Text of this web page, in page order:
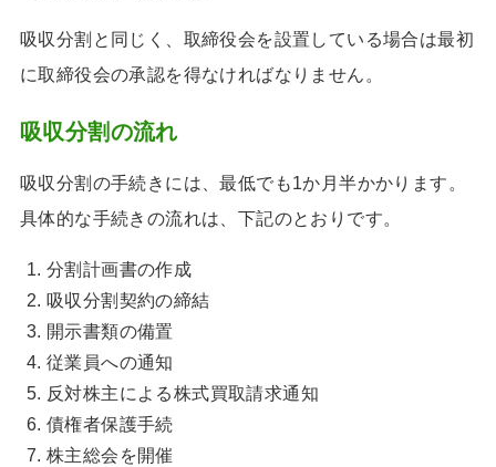
吸収分割と同じく、取締役会を設置している場合は最初
に取締役会の承認を得なければなりません。
吸収分割の流れ
吸収分割の手続きには、最低でも1か月半かかります。
具体的な手続きの流れは、下記のとおりです。
分割計画書の作成
吸収分割契約の締結
開示書類の備置
従業員への通知
反対株主による株式買取請求通知
債権者保護手続
株主総会を開催